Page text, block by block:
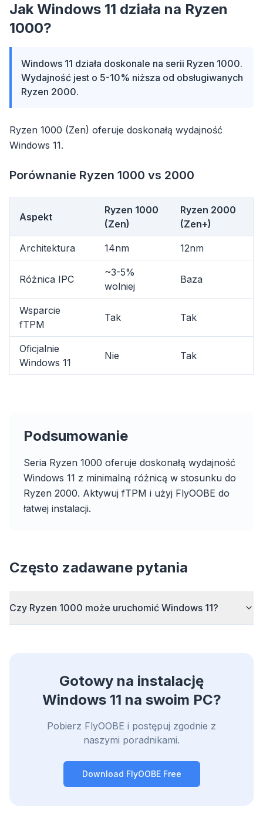
Jak Windows 11 działa na Ryzen
1000?
Windows 11 działa doskonale na serii Ryzen 1000.
Wydajność jest o 5-10% niższa od obsługiwanych
Ryzen 2000.
Ryzen 1000 (Zen) oferuje doskonałą wydajność
Windows 11.
Porównanie Ryzen 1000 vs 2000
Aspekt
Ryzen 1000
(Zen)
Ryzen 2000
(Zen+)
Architektura 14nm 12nm
Różnica IPC
~3-5%
wolniej
Baza
Wsparcie
fTPM
Tak Tak
Oficjalnie
Windows 11
Nie Tak
Podsumowanie
Seria Ryzen 1000 oferuje doskonałą wydajność
Windows 11 z minimalną różnicą w stosunku do
Ryzen 2000. Aktywuj fTPM i użyj FlyOOBE do
łatwej instalacji.
Często zadawane pytania
Czy Ryzen 1000 może uruchomić Windows 11?
Gotowy na instalację
Windows 11 na swoim PC?
Pobierz FlyOOBE i postępuj zgodnie z
naszymi poradnikami.
Download FlyOOBE Free
Inteligentny prefetch i reguły cache skracają
czas ładowania każdej strony.
Zatrzymuje nakładki AI, banery i trackery, które